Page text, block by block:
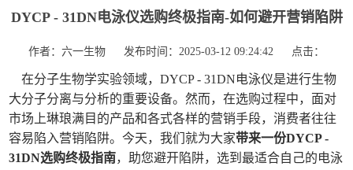
DYCP - 31DN电泳仪选购终极指南-如何避开营销陷阱
作者：六一生物 发布时间：2025-03-12 09:24:42 点击：
在分子生物学实验领域，DYCP - 31DN电泳仪是进行生物
大分子分离与分析的重要设备。然而，在选购过程中，面对
市场上琳琅满目的产品和各式各样的营销手段，消费者往往
容易陷入营销陷阱。今天，我们就为大家带来一份DYCP -
31DN选购终极指南，助您避开陷阱，选到最适合自己的电泳